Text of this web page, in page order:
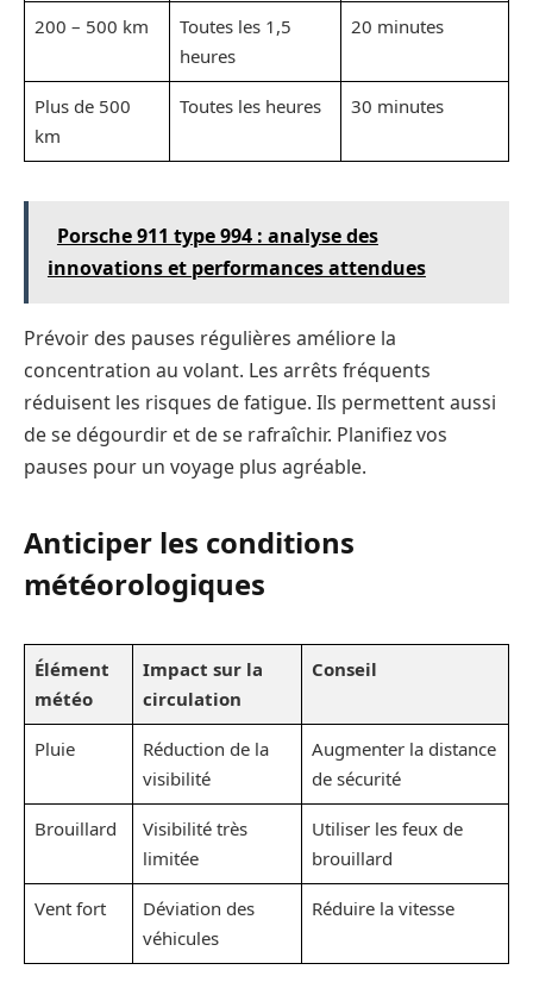
200 – 500 km
Toutes les 1,5
heures
20 minutes
Plus de 500
km
Toutes les heures 30 minutes
Porsche 911 type 994 : analyse des
innovations et performances attendues
Prévoir des pauses régulières améliore la
concentration au volant. Les arrêts fréquents
réduisent les risques de fatigue. Ils permettent aussi
de se dégourdir et de se rafraîchir. Planifiez vos
pauses pour un voyage plus agréable.
Anticiper les conditions
météorologiques
Élément
météo
Impact sur la
circulation
Conseil
Pluie
Réduction de la
visibilité
Augmenter la distance
de sécurité
Brouillard
Visibilité très
limitée
Utiliser les feux de
brouillard
Vent fort
Déviation des
véhicules
Réduire la vitesse